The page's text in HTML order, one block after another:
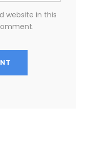
website in this